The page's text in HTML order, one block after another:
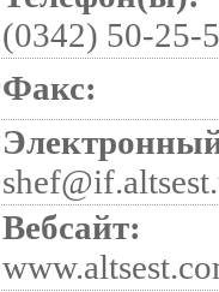
(0342) 50-25-
Факс:
Вебсайт: